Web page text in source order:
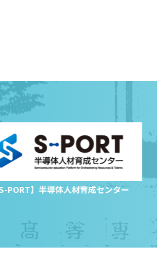
S-PORT】半導体人材育成センター